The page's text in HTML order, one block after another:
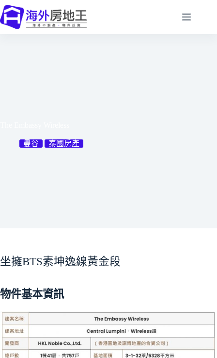
跳
至
曼谷 泰國房產
坐擁BTS素坤逸線黃金段
物件基本資訊